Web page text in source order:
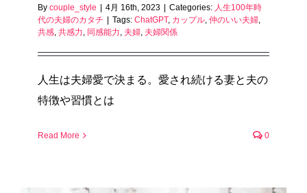
By couple_style | 4月 16th, 2023 | Categories: 人生100年時
代の夫婦のカタチ | Tags: ChatGPT, カップル 仲のいい夫婦
共感 共感力 同感能力 夫婦 夫婦関係
人生は夫婦愛で決まる。愛され続ける妻と夫の
特徴や習慣とは
Read More 0